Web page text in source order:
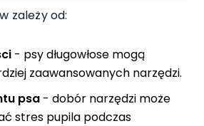
zależy od:
- psy długowłose mogą
zaawansowanych narzędzi.
psa - dobór narzędzi może
stres pupila podczas